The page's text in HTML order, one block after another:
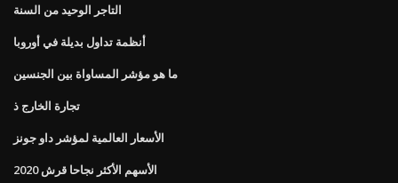
التاجر الوحيد من السنة
أنظمة تداول بديلة في أوروبا
ما هو مؤشر المساواة بين الجنسين
تجارة الخارج ذ
الأسعار العالمية لمؤشر داو جونز
الأسهم الأكثر نجاحا قرش 2020